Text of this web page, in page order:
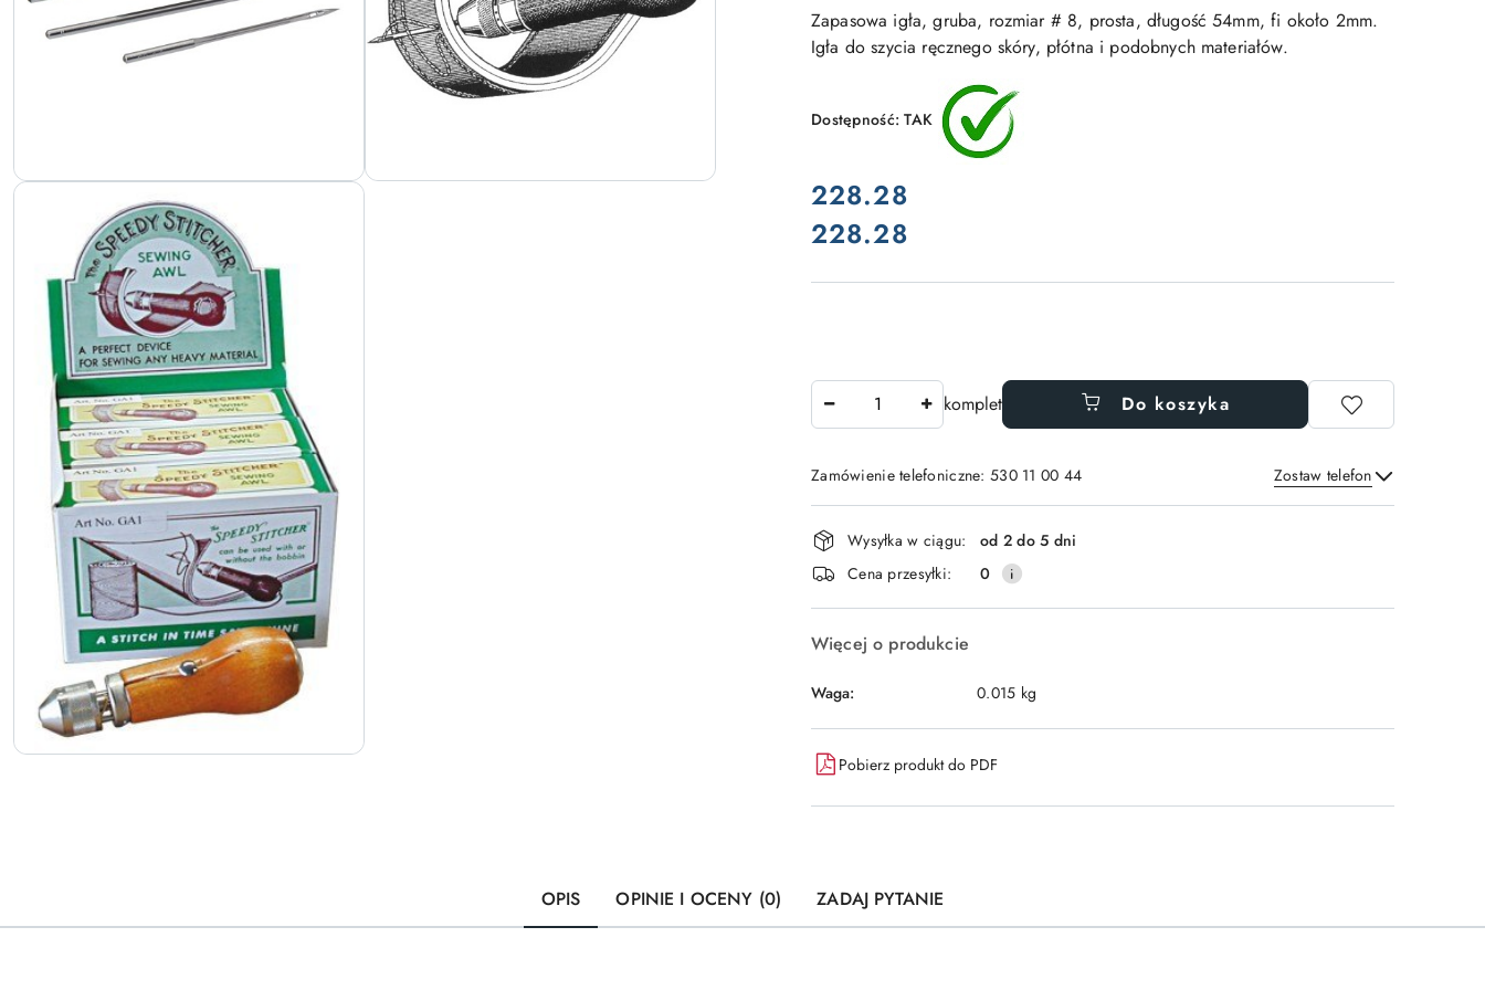
Zapasowa igła, gruba, rozmiar # 8, prosta, długość 54mm, fi około 2mm.
Igła do szycia ręcznego skóry, płótna i podobnych materiałów.
Dostępność:TAK
cena:
228.28
Cena:
228.28
komplet Do koszyka
Zamówienie telefoniczne: 530 11 00 44 Zostaw telefon
Wyślij
Dostępność
i
dostawa
Wysyłka w ciągu:
od 2 do 5 dni
Cena przesyłki:
0
Więcej o produkcie
Waga: 0.015 kg
Pobierz produkt do PDF
OPIS OPINIE I OCENY (0) ZADAJ PYTANIE